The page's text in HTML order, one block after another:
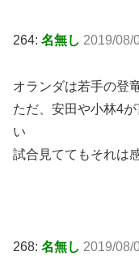
264: 名無し 2019/08/
オランダは若手の登
ただ、安田や小林4
い
試合見ててもそれは
268: 名無し 2019/08/